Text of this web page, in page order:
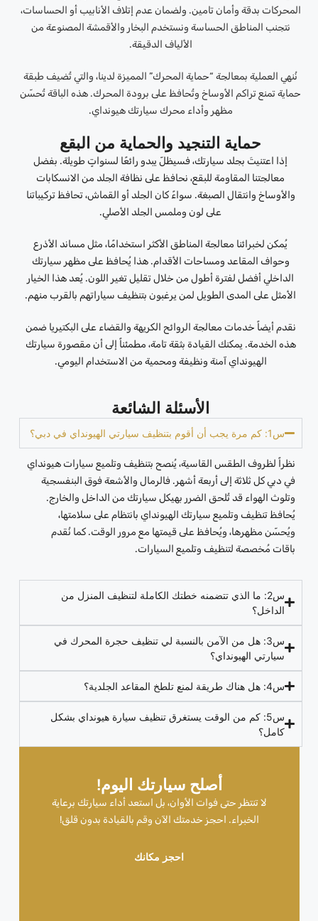
أصلح سيارتك اليوم!
لا تنتظر حتى فوات الأوان، بل استعد أداء سيارتك برعاية
الخبراء. احجز خدمتك الآن وقم بالقيادة بدون قلق!
احجز مكانك
المحركات بدقة وأمان تامين. ولضمان عدم إتلاف الأنابيب أو الحساسات،
نتجنب المناطق الحساسة ونستخدم البخار والأقمشة المصنوعة من
الألياف الدقيقة.
نُنهي العملية بمعالجة “حماية المحرك” المميزة لدينا، والتي تُضيف طبقة
حماية تمنع تراكم الأوساخ وتُحافظ على برودة المحرك. هذه الباقة تُحسّن
مظهر وأداء محرك سيارتك هيونداي.
حماية التنجيد والحماية من البقع
إذا اعتنيتَ بجلد سيارتك، فسيظلّ يبدو رائعًا لسنواتٍ طويلة. بفضل
معالجتنا المقاومة للبقع، نحافظ على نظافة الجلد من الانسكابات
والأوساخ وانتقال الصبغة. سواءً كان الجلد أو القماش، تحافظ تركيباتنا
على لون وملمس الجلد الأصلي.
يُمكن لخبرائنا معالجة المناطق الأكثر استخدامًا، مثل مساند الأذرع
وحواف المقاعد ومساحات الأقدام. هذا يُحافظ على مظهر سيارتك
الداخلي أفضل لفترة أطول من خلال تقليل تغير اللون. يُعد هذا الخيار
الأمثل على المدى الطويل لمن يرغبون بتنظيف سياراتهم بالقرب منهم.
نقدم أيضاً خدمات معالجة الروائح الكريهة والقضاء على البكتيريا ضمن
هذه الخدمة. يمكنك القيادة بثقة تامة، مطمئناً إلى أن مقصورة سيارتك
الهيونداي آمنة ونظيفة ومحمية من الاستخدام اليومي.
الأسئلة الشائعة
س1: كم مرة يجب أن أقوم بتنظيف سيارتي الهيونداي في دبي؟
نظراً لظروف الطقس القاسية، يُنصح بتنظيف وتلميع سيارات هيونداي
في دبي كل ثلاثة إلى أربعة أشهر. فالرمال والأشعة فوق البنفسجية
وتلوث الهواء قد تُلحق الضرر بهيكل سيارتك من الداخل والخارج.
يُحافظ تنظيف وتلميع سيارتك الهيونداي بانتظام على سلامتها،
ويُحسّن مظهرها، ويُحافظ على قيمتها مع مرور الوقت. كما نُقدم
باقات مُخصصة لتنظيف وتلميع السيارات.
س2: ما الذي تتضمنه خطتك الكاملة لتنظيف المنزل من
الداخل؟
س3: هل من الآمن بالنسبة لي تنظيف حجرة المحرك في
سيارتي الهيونداي؟
س4: هل هناك طريقة لمنع تلطخ المقاعد الجلدية؟
س5: كم من الوقت يستغرق تنظيف سيارة هيونداي بشكل
كامل؟